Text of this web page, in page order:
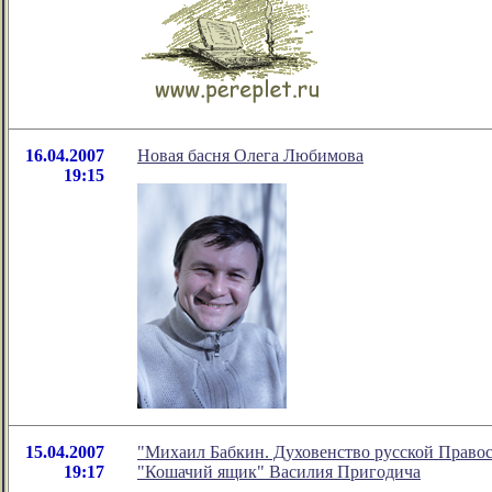
16.04.2007
19:15
Новая басня Олега Любимова
15.04.2007
19:17
"Михаил Бабкин. Духовенство русской
"Кошачий ящик" Василия Пригодича